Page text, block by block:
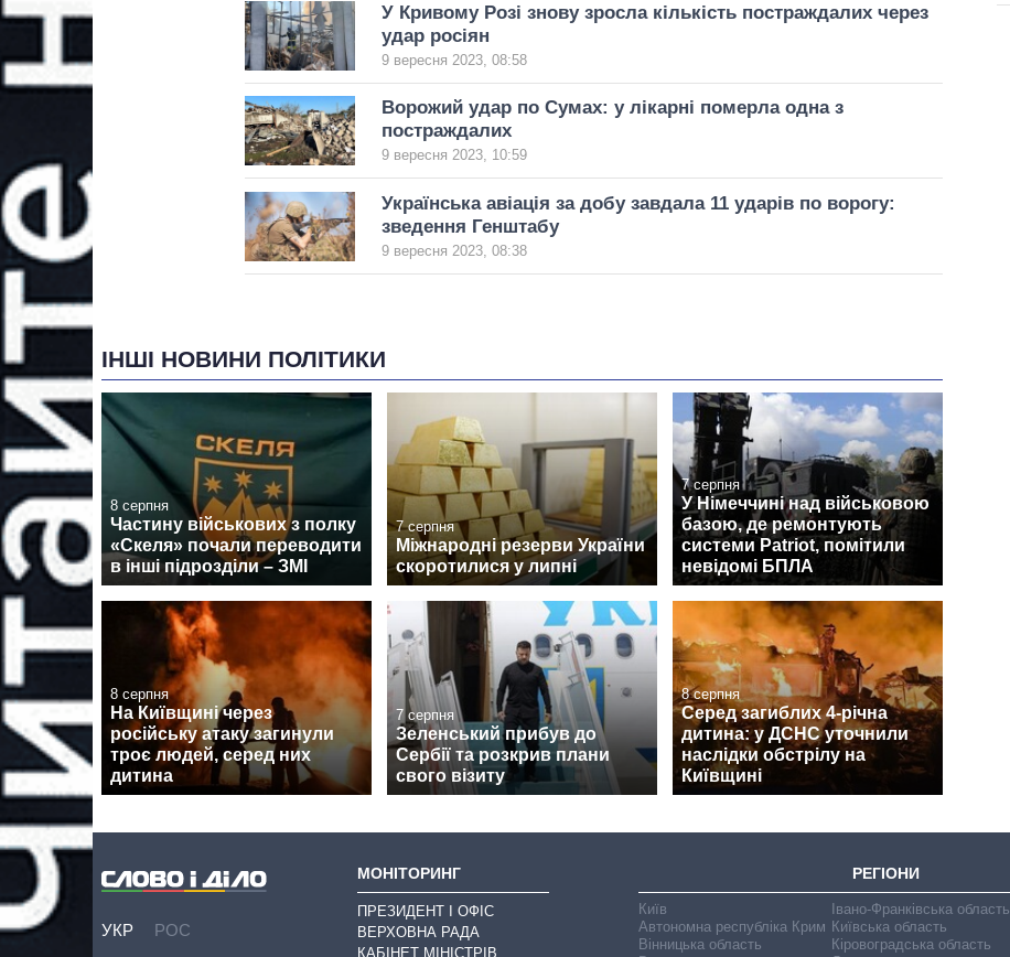
У Кривому Розі знову зросла кількість постраждалих через
удар росіян
9 вересня 2023, 08:58
Ворожий удар по Сумах: у лікарні померла одна з
постраждалих
9 вересня 2023, 10:59
Українська авіація за добу завдала 11 ударів по ворогу:
зведення Генштабу
9 вересня 2023, 08:38
ІНШІ НОВИНИ ПОЛІТИКИ
8 серпня
Частину військових з полку
«Скеля» почали переводити
в інші підрозділи – ЗМІ
7 серпня
Міжнародні резерви України
скоротилися у липні
7 серпня
У Німеччині над військовою
базою, де ремонтують
системи Patriot, помітили
невідомі БПЛА
8 серпня
На Київщині через
російську атаку загинули
троє людей, серед них
дитина
7 серпня
Зеленський прибув до
Сербії та розкрив плани
свого візиту
8 серпня
Серед загиблих 4-річна
дитина: у ДСНС уточнили
наслідки обстрілу на
Київщині
УКР РОС
МОНІТОРИНГ
ПРЕЗИДЕНТ І ОФІС
ВЕРХОВНА РАДА
КАБІНЕТ МІНІСТРІВ
РЕГІОНИ
Київ
Автономна республіка Крим
Вінницька область
Івано-Франківська область
Київська область
Кіровоградська область